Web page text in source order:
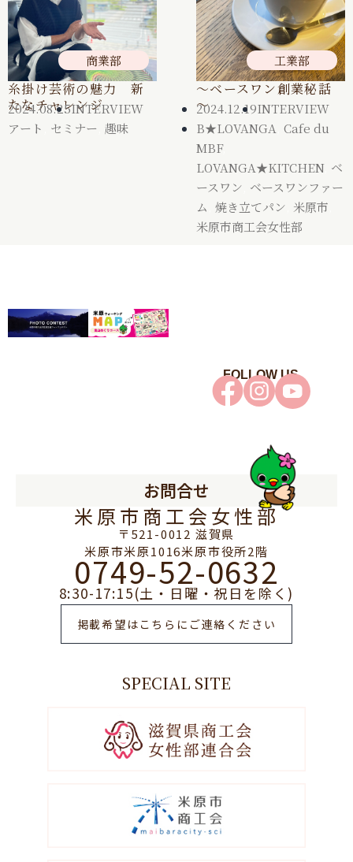
商業部
糸掛け芸術の魅力 新
たなチャレンジ
2024.08.25INTERVIEW
アート
セミナー 趣味
工業部
～ベースワン創業秘話
～
2024.12.19INTERVIEW
B★LOVANGA Cafe du
MBF,
LOVANGA★KITCHEN, ベ
ースワン ベースワンファー
ム 焼き立てパン 米原市
米原市商工会女性部
FOLLOW US
お問合せ
米原市商工会女性部
〒521-0012 滋賀県
米原市米原1016米原市役所2階
0749-52-0632
8:30-17:15(土・日曜・祝日を除く)
掲載希望はこちらにご連絡ください
SPECIAL SITE